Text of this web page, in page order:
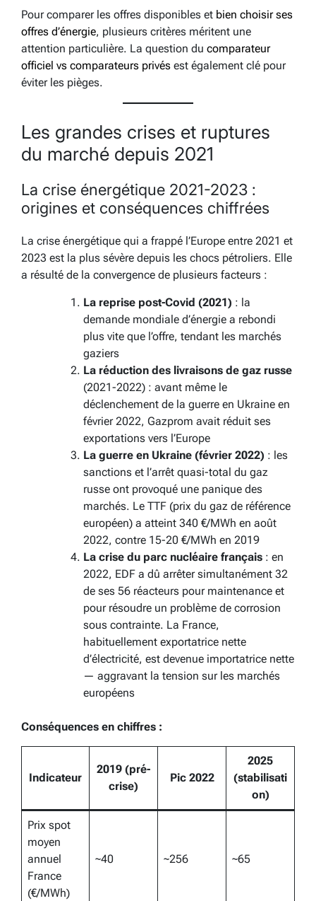
Pour comparer les offres disponibles et bien choisir ses
offres d’énergie, plusieurs critères méritent une
attention particulière. La question du comparateur
officiel vs comparateurs privés est également clé pour
éviter les pièges.
Les grandes crises et ruptures
du marché depuis 2021
La crise énergétique 2021-2023 :
origines et conséquences chiffrées
La crise énergétique qui a frappé l’Europe entre 2021 et
2023 est la plus sévère depuis les chocs pétroliers. Elle
a résulté de la convergence de plusieurs facteurs :
La reprise post-Covid (2021) : la
demande mondiale d’énergie a rebondi
plus vite que l’offre, tendant les marchés
gaziers
La réduction des livraisons de gaz russe
(2021-2022) : avant même le
déclenchement de la guerre en Ukraine en
février 2022, Gazprom avait réduit ses
exportations vers l’Europe
La guerre en Ukraine (février 2022) : les
sanctions et l’arrêt quasi-total du gaz
russe ont provoqué une panique des
marchés. Le TTF (prix du gaz de référence
européen) a atteint 340 €/MWh en août
2022, contre 15-20 €/MWh en 2019
La crise du parc nucléaire français : en
2022, EDF a dû arrêter simultanément 32
de ses 56 réacteurs pour maintenance et
pour résoudre un problème de corrosion
sous contrainte. La France,
habituellement exportatrice nette
d’électricité, est devenue importatrice nette
— aggravant la tension sur les marchés
européens
Conséquences en chiffres :
Indicateur
2019 (pré-
crise)
Pic 2022
2025
(stabilisati
on)
Prix spot
moyen
annuel
France
(€/MWh)
~40 ~256 ~65